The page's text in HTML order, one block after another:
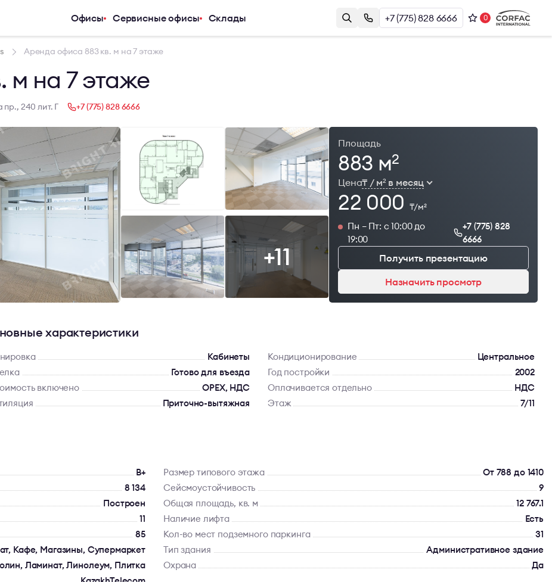
Офисы Сервисные офисы Склады +7 (775) 828 6666 0
Аренда офиса 883 кв. м на 7 этаже
м на 7 этаже
240 лит. Г +7 (775) 828 6666
+11
Площадь
883 м2
Цена₸ / м2в месяц
22 000 ₸/м2
Пн – Пт: с 10:00 до
19:00
+7 (775) 828
6666
Получить презентацию
Назначить просмотр
характеристики
Кабинеты Кондиционирование
Центральное
Готово для въезда Год постройки
2002
включено
OPEX, НДС Оплачивается отдельно
НДС
Приточно-вытяжная Этаж 7/11
B+ Размер типового этажа
От 788 до 1410
8 134 Сейсмоустойчивость
9
Построен Общая площадь, кв. м
12 767.1
11 Наличие лифта
Есть
85 Кол-во мест подземного паркинга
31
Кафе, Магазины, Супермаркет Тип здания
Административное здание
Ламинат, Линолеум, Плитка Охрана
Да
Услуги
Аналитический центр
Арендаторам
Инвесторам
Владельцам и девелоперам
Компания
Карьера
Контакты
Контакты